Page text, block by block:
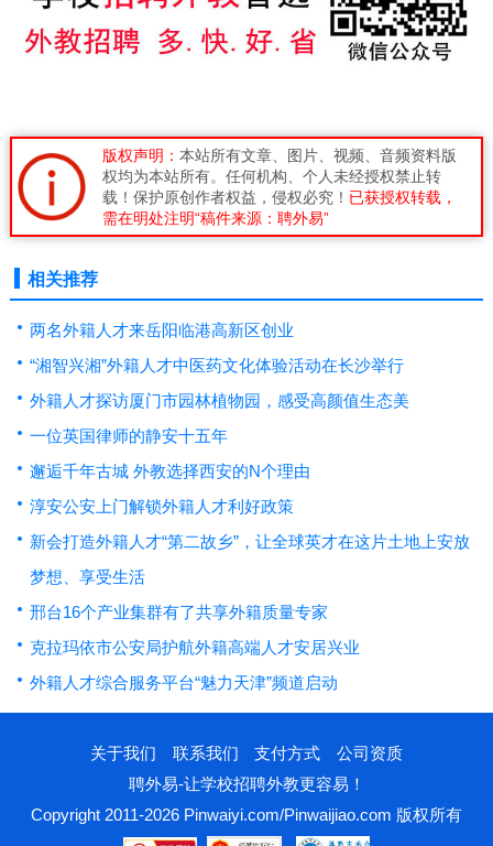
版权声明： 本站所有文章、图片、视频、音频资料版
权均为本站所有。任何机构、个人未经授权禁止转
载！保护原创作者权益，侵权必究！ 已获授权转载，
需在明处注明“稿件来源：聘外易”
相关推荐
两名外籍人才来岳阳临港高新区创业
“湘智兴湘”外籍人才中医药文化体验活动在长沙举行
外籍人才探访厦门市园林植物园，感受高颜值生态美
一位英国律师的静安十五年
邂逅千年古城 外教选择西安的N个理由
淳安公安上门解锁外籍人才利好政策
新会打造外籍人才“第二故乡”，让全球英才在这片土地上安放
梦想、享受生活
邢台16个产业集群有了共享外籍质量专家
克拉玛依市公安局护航外籍高端人才安居兴业
外籍人才综合服务平台“魅力天津”频道启动
关于我们 联系我们 支付方式
公司资质
聘外易-让学校招聘外教更容易！
Copyright 2011-2026 Pinwaiyi.com/Pinwaijiao.com 版权所有